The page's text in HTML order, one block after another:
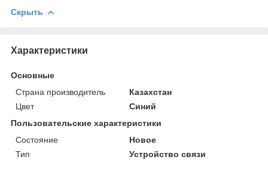
Скрыть
Характеристики
Основные
Страна производитель
Казахстан
Цвет
Синий
Пользовательские характеристики
Состояние
Новое
Тип
Устройство связи